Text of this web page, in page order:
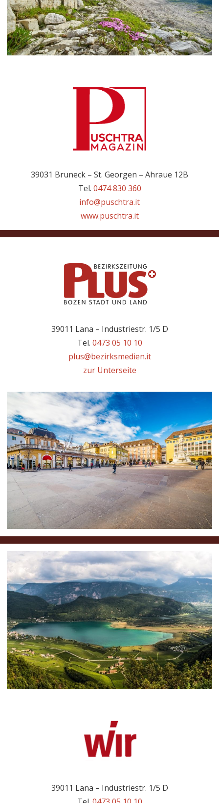
39031 Bruneck – St. Georgen – Ahraue 12B
Tel. 0474 830 360
info@puschtra.it
www.puschtra.it
39011 Lana – Industriestr. 1/5 D
Tel. 0473 05 10 10
plus@bezirksmedien.it
zur Unterseite
39011 Lana – Industriestr. 1/5 D